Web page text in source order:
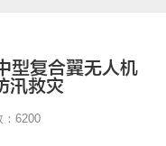
汛救灾
：6200